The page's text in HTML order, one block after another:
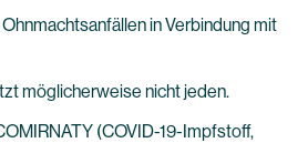
in Verbindung mit
möglicherweise nicht jeden.
(COVID-19-Impfstoff,